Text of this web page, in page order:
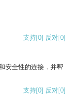
支持[0] 反对[0]
安全性的连接，并帮
支持[0] 反对[0]